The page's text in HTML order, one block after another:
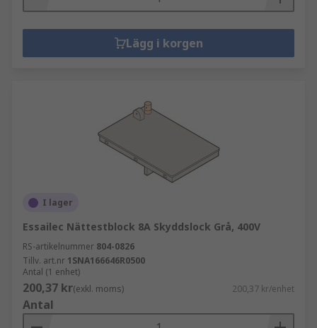
Lägg i korgen
I lager
Essailec Nättestblock 8A Skyddslock Grå, 400V
RS-artikelnummer 804-0826
Tillv. art.nr 1SNA166646R0500
Antal (1 enhet)
200,37 kr(exkl. moms) 200,37 kr/enhet
Antal